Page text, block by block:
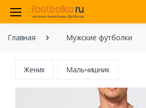
Главная Мужские футболки
Жених Мальчишник